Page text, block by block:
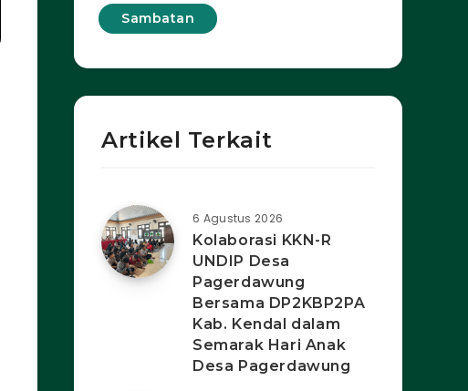
Sambatan
Artikel Terkait
6 Agustus 2026
Kolaborasi KKN-R
UNDIP Desa
Pagerdawung
Bersama DP2KBP2PA
Kab. Kendal dalam
Semarak Hari Anak
Desa Pagerdawung